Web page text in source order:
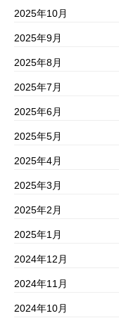
2025年10月
2025年9月
2025年8月
2025年7月
2025年6月
2025年5月
2025年4月
2025年3月
2025年2月
2025年1月
2024年12月
2024年11月
2024年10月